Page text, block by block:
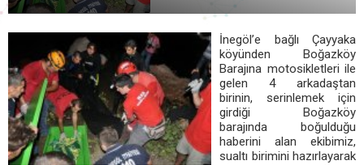
İnegöl’e bağlı Çayyaka
köyünden Boğazköy
Barajına motosikletleri ile
gelen 4 arkadaştan
birinin, serinlemek için
girdiği Boğazköy
barajında boğulduğu
haberini alan ekibimiz,
sualtı birimini hazırlayarak